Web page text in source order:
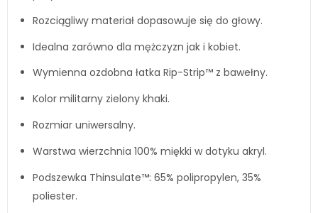
Rozciągliwy materiał dopasowuje się do głowy.
Idealna zarówno dla mężczyzn jak i kobiet.
Wymienna ozdobna łatka Rip-Strip™ z bawełny.
Kolor militarny zielony khaki.
Rozmiar uniwersalny.
Warstwa wierzchnia 100% miękki w dotyku akryl.
Podszewka Thinsulate™: 65% polipropylen, 35%
poliester.